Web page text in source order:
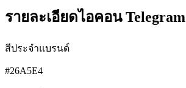
รายละเอียดไอคอน Telegram
สีประจำแบรนด์
#26A5E4